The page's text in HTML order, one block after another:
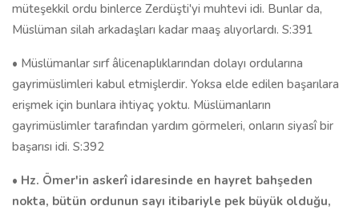
müteşekkil ordu binlerce Zerdüşti'yi muhtevi idi. Bunlar da,
Müslüman silah arkadaşları kadar maaş alıyorlardı. S:391
• Müslümanlar sırf âlicenaplıklarından dolayı ordularına
gayrimüslimleri kabul etmişlerdir. Yoksa elde edilen başarılara
erişmek için bunlara ihtiyaç yoktu. Müslümanların
gayrimüslimler tarafından yardım görmeleri, onların siyasî bir
başarısı idi. S:392
• Hz. Ömer'in askerî idaresinde en hayret bahşeden
nokta, bütün ordunun sayı itibariyle pek büyük olduğu,